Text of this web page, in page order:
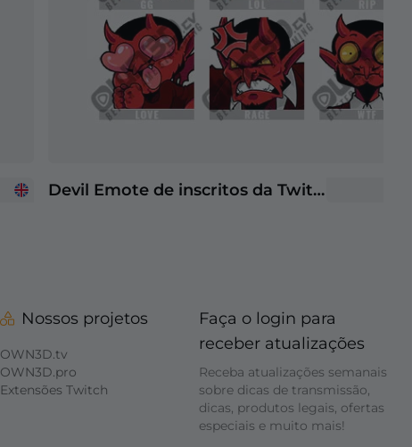
Devil Emote de inscritos da Twitch | Emotes de inscritos da Twitch
Nossos projetos
OWN3D.tv
OWN3D.pro
Extensões Twitch
Faça o login para
receber atualizações
Receba atualizações semanais
sobre dicas de transmissão,
dicas, produtos legais, ofertas
especiais e muito mais!